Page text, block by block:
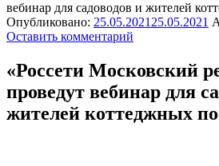
вебинар для садоводов и жителей
Опубликовано: 25.05.2021 25.05.2021
Оставить комментарий
«Россети Московский
проведут вебинар для
жителей коттеджных